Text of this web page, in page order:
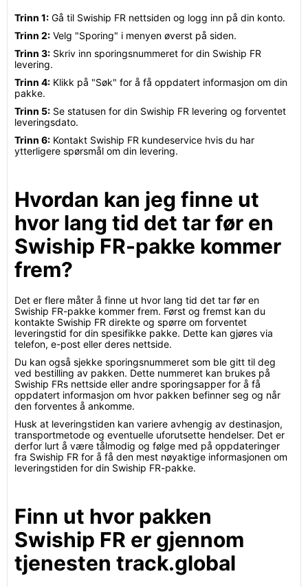
Trinn 1: Gå til Swiship FR nettsiden og logg inn på din konto.
Trinn 2: Velg "Sporing" i menyen øverst på siden.
Trinn 3: Skriv inn sporingsnummeret for din Swiship FR
levering.
Trinn 4: Klikk på "Søk" for å få oppdatert informasjon om din
pakke.
Trinn 5: Se statusen for din Swiship FR levering og forventet
leveringsdato.
Trinn 6: Kontakt Swiship FR kundeservice hvis du har
ytterligere spørsmål om din levering.
Hvordan kan jeg finne ut
hvor lang tid det tar før en
Swiship FR-pakke kommer
frem?
Det er flere måter å finne ut hvor lang tid det tar før en
Swiship FR-pakke kommer frem. Først og fremst kan du
kontakte Swiship FR direkte og spørre om forventet
leveringstid for din spesifikke pakke. Dette kan gjøres via
telefon, e-post eller deres nettside.
Du kan også sjekke sporingsnummeret som ble gitt til deg
ved bestilling av pakken. Dette nummeret kan brukes på
Swiship FRs nettside eller andre sporingsapper for å få
oppdatert informasjon om hvor pakken befinner seg og når
den forventes å ankomme.
Husk at leveringstiden kan variere avhengig av destinasjon,
transportmetode og eventuelle uforutsette hendelser. Det er
derfor lurt å være tålmodig og følge med på oppdateringer
fra Swiship FR for å få den mest nøyaktige informasjonen om
leveringstiden for din Swiship FR-pakke.
Finn ut hvor pakken
Swiship FR er gjennom
tjenesten track.global